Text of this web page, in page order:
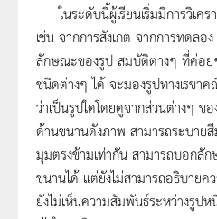
ในระดับนี้ผู้เรียนเริ่มมีการวิเค
เช่น จากการสังเกต จากการทดลอ
ลักษณะของรูป สมบัติต่างๆ ที่ค่อย
ชนิดต่างๆ ได้ จะมองรูปทางเรขา
ว่าเป็นรูปใดโดยดูจากส่วนต่างๆ ข
ด้านขนานดังภาพ สามารถระบาย
มุมตรงข้ามเท่ากัน สามารถบอกลั
ขนานได้ แต่ยังไม่สามารถอธิบาย
ยังไม่เห็นความสัมพันธ์ระหว่างรูป